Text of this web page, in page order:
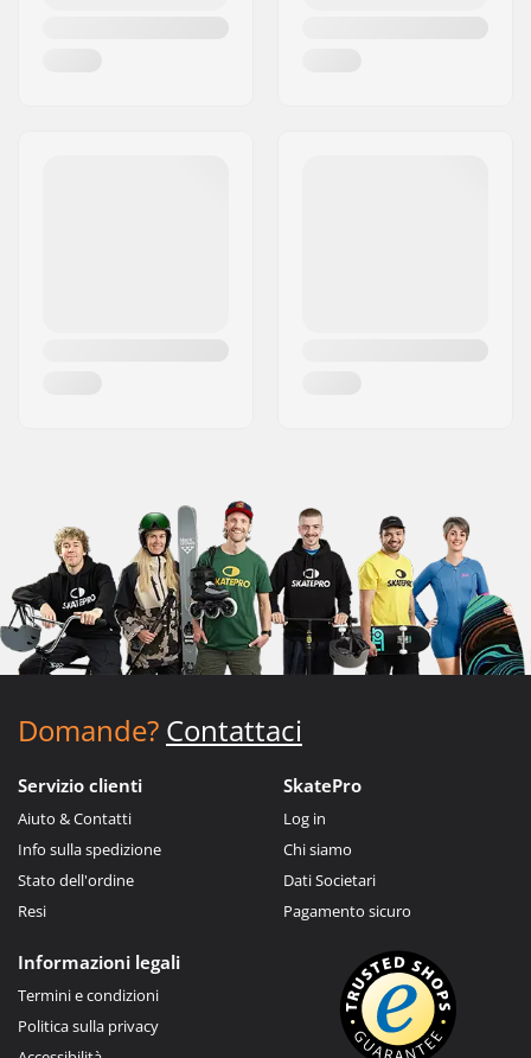
Domande? Contattaci
Servizio clienti
Aiuto & Contatti
Info sulla spedizione
Stato dell'ordine
Resi
SkatePro
Log in
Chi siamo
Dati Societari
Pagamento sicuro
Informazioni legali
Termini e condizioni
Politica sulla privacy